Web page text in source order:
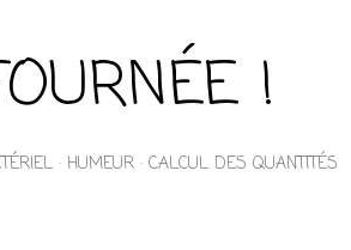
!
HUMEUR CALCUL DES QUANTITÉS